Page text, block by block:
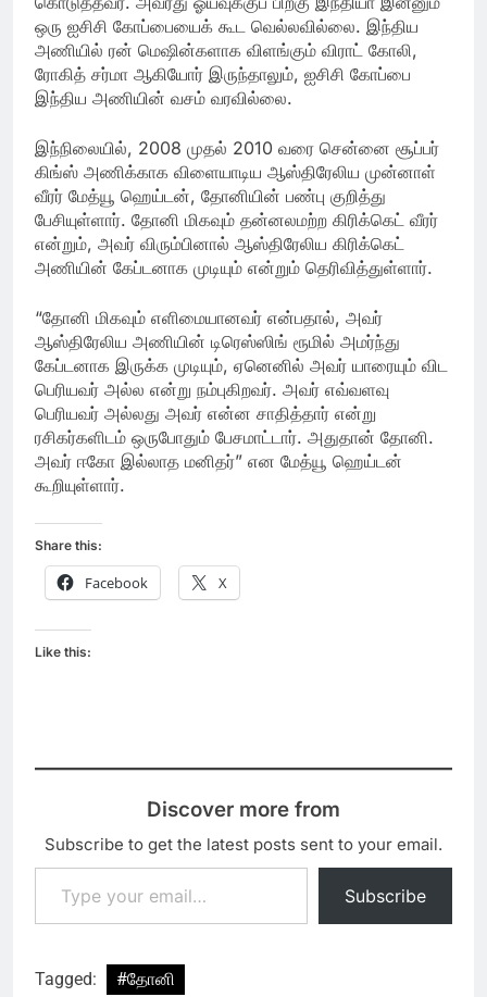
ஒரு ஐசிசி கோப்பையைக் கூட வெல்லவில்லை. இந்திய
அணியில் ரன் மெஷின்களாக விளங்கும் விராட் கோலி,
ரோகித் சர்மா ஆகியோர் இருந்தாலும், ஐசிசி கோப்பை
இந்திய அணியின் வசம் வரவில்லை.
இந்நிலையில், 2008 முதல் 2010 வரை சென்னை சூப்பர்
கிங்ஸ் அணிக்காக விளையாடிய ஆஸ்திரேலிய முன்னாள்
வீரர் மேத்யூ ஹெய்டன், தோனியின் பண்பு குறித்து
பேசியுள்ளார். தோனி மிகவும் தன்னலமற்ற கிரிக்கெட் வீரர்
என்றும், அவர் விரும்பினால் ஆஸ்திரேலிய கிரிக்கெட்
அணியின் கேப்டனாக முடியும் என்றும் தெரிவித்துள்ளார்.
“தோனி மிகவும் எளிமையானவர் என்பதால், அவர்
ஆஸ்திரேலிய அணியின் டிரெஸ்ஸிங் ரூமில் அமர்ந்து
கேப்டனாக இருக்க முடியும், ஏனெனில் அவர் யாரையும் விட
பெரியவர் அல்ல என்று நம்புகிறவர். அவர் எவ்வளவு
பெரியவர் அல்லது அவர் என்ன சாதித்தார் என்று
ரசிகர்களிடம் ஒருபோதும் பேசமாட்டார். அதுதான் தோனி.
அவர் ஈகோ இல்லாத மனிதர்” என மேத்யூ ஹெய்டன்
கூறியுள்ளார்.
Share this:
Facebook X
Like this:
Discover more from
Subscribe to get the latest posts sent to your email.
Type your email…
Subscribe
Tagged: #தோனி